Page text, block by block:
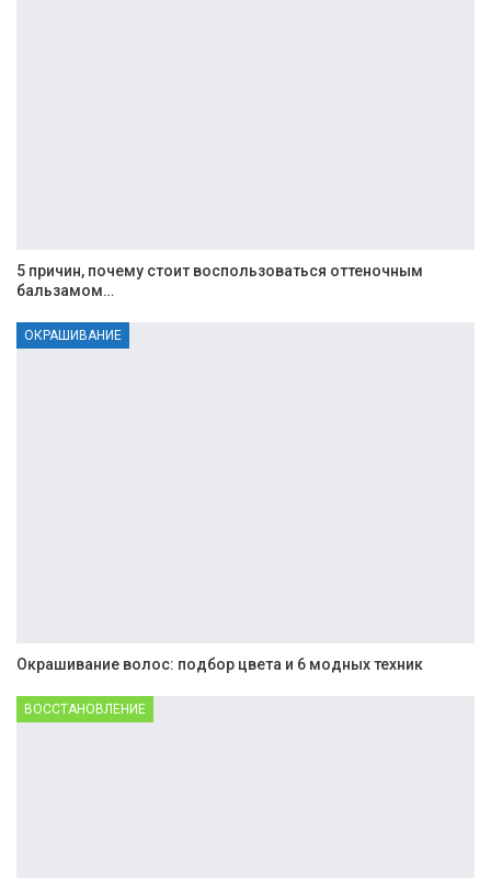
5 причин, почему стоит воспользоваться оттеночным
бальзамом…
ОКРАШИВАНИЕ
Окрашивание волос: подбор цвета и 6 модных техник
ВОССТАНОВЛЕНИЕ